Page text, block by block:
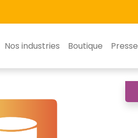
Nos industries Boutique Presse